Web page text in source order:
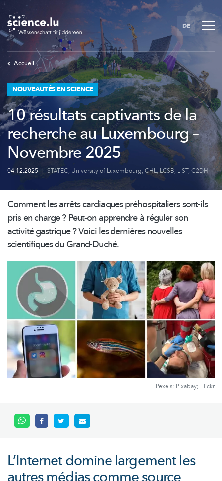
Skip
main
content
DE
Accueil
NOUVEAUTÉS EN SCIENCE
10 résultats captivants de la
recherche au Luxembourg –
Novembre 2025
04.12.2025 | STATEC, University of Luxembourg, CHL, LCSB, LIST, C2DH
Comment les arrêts cardiaquespréhospitalierssont-ils
pris en charge ? Peut-on apprendre à réguler son
activité gastrique ? Voici les dernières nouvelles
scientifiques du Grand-Duché.
Pexels; Pixabay; Flickr
L’Internet domine largement les
autres médias comme source